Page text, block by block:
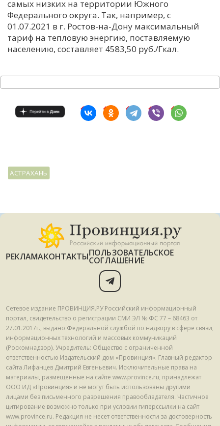
самых низких на территории Южного
Федерального округа. Так, например, с
01.07.2021 в г. Ростов-на-Дону максимальный
тариф на тепловую энергию, поставляемую
населению, составляет 4583,50 руб./Гкал.
АСТРАХАНЬ
РЕКЛАМАКОНТАКТЫПОЛЬЗОВАТЕЛЬСКОЕ
СОГЛАШЕНИЕ
Сетевое издание ПРОВИНЦИЯ.РУ Российский информационный
портал, свидетельство о регистрации СМИ ЭЛ № ФС 77 – 68463 от
27.01.2017г., выдано Федеральной службой по надзору в сфере связи,
информационных технологий и массовых коммуникаций
(Роскомнадзор). Учредитель: Общество с ограниченной
ответственностью Издательский дом «Провинция». Главный редактор
сайта Лифанцев Дмитрий Евгеньевич. Исключительные права на
материалы, размещенные на сайте www.province.ru, принадлежат
ООО ИД «Провинция» и не могут быть использованы другими
лицами без письменного разрешения правообладателя. Частичное
цитирование возможно только при условии гиперссылки на сайт
www.province.ru. Редакция не несет ответственности за достоверность